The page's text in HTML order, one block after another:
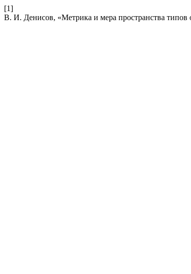
[1]
В. И. Денисов, «Метрика и мера пространства типов